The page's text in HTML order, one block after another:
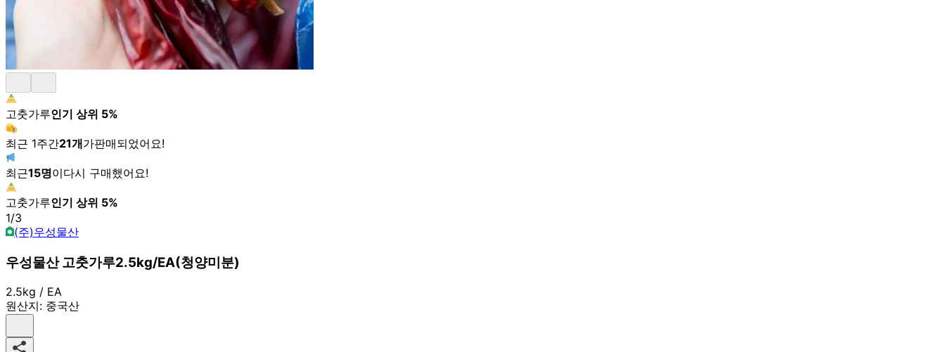
고춧가루인기 상위 5%
최근 1주간21개가판매되었어요!
최근15명이다시 구매했어요!
고춧가루인기 상위 5%
1/3
(주)우성물산
우성물산 고춧가루2.5kg/EA(청양미분)
2.5kg / EA
원산지: 중국산